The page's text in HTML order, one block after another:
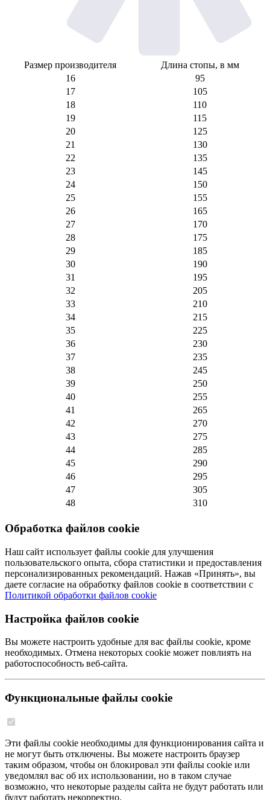
Размер производителя
Длина стопы, в мм
16
95
17
105
18
110
19
115
20
125
21
130
22
135
23
145
24
150
25
155
26
165
27
170
28
175
29
185
30
190
31
195
32
205
33
210
34
215
35
225
36
230
37
235
38
245
39
250
40
255
41
265
42
270
43
275
44
285
45
290
46
295
47
305
48
310
Обработка файлов cookie
Наш сайт использует файлы cookie для улучшения
пользовательского опыта, сбора статистики и предоставления
персонализированных рекомендаций. Нажав «Принять», вы
даете согласие на обработку файлов cookie в соответствии с
Политикой обработки файлов cookie
Настройка файлов cookie
Вы можете настроить удобные для вас файлы cookie, кроме
необходимых. Отмена некоторых cookie может повлиять на
работоспособность веб-сайта.
Функциональные файлы cookie
Эти файлы cookie необходимы для функционирования сайта и
не могут быть отключены. Вы можете настроить браузер
таким образом, чтобы он блокировал эти файлы cookie или
уведомлял вас об их использовании, но в таком случае
возможно, что некоторые разделы сайта не будут работать или
будут работать некорректно.